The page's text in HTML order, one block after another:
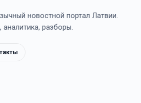
новостной портал Латвии.
разборы.